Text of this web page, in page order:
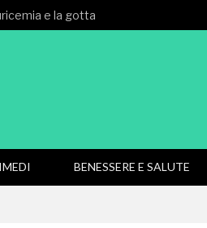
e la gotta
BENESSERE E SALUTE